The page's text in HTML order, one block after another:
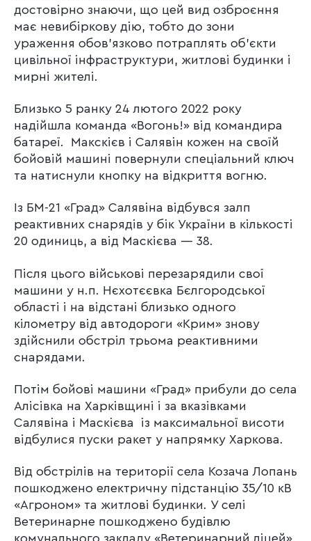
достовірно знаючи, що цей вид озброєння
має невибіркову дію, тобто до зони
ураження обов’язково потраплять об’єкти
цивільної інфраструктури, житлові будинки і
мирні жителі.
Близько 5 ранку 24 лютого 2022 року
надійшла команда «Вогонь!» від командира
батареї. Макскієв і Салявін кожен на своїй
бойовій машині повернули спеціальний ключ
та натиснули кнопку на відкриття вогню.
Із БМ-21 «Град» Салявіна відбувся залп
реактивних снарядів у бік України в кількості
20 одиниць, а від Маскієва — 38.
Після цього військові перезарядили свої
машини у н.п. Нєхотєєвка Бєлгородської
області і на відстані близько одного
кілометру від автодороги «Крим» знову
здійснили обстріл трьома реактивними
снарядами.
Потім бойові машини «Град» прибули до села
Алісівка на Харківщині і за вказівками
Салявіна і Маскієва із максимальної висоти
відбулися пуски ракет у напрямку Харкова.
Від обстрілів на території села Козача Лопань
пошкоджено електричну підстанцію 35/10 кВ
«Агроном» та житлові будинки. У селі
Ветеринарне пошкоджено будівлю